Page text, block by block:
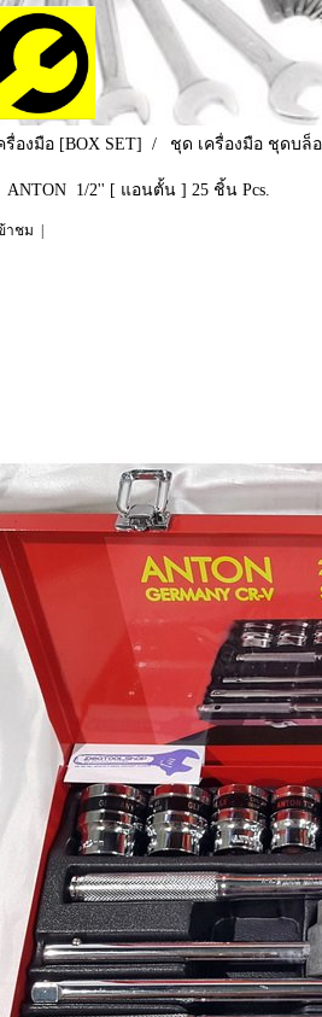
รื่องมือ [BOX SET] ชุด เครื่องมือ ชุดบล็
1/2'' [ แอนตั้น ] 25 ชิ้น Pcs.
าชม